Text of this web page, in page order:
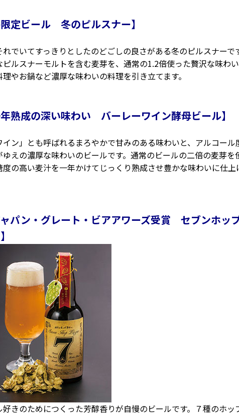
限定ビール 冬のピルスナー】
でいてすっきりとしたのどごしの良さがある冬のピルスナーで
ルスナーモルトを含む麦芽を、通常の1.2倍使った贅沢な味わい
やお鍋など濃厚な味わいの料理を引き立てます。
年熟成の深い味わい バーレーワイン酵母ビール】
イン」とも呼ばれるまろやかで甘みのある味わいと、アルコール
ゆえの濃厚な味わいのビールです。通常のビールの二倍の麦芽を
度の高い麦汁を一年かけてじっくり熟成させ豊かな味わいに仕上
ャパン・グレート・ビアアワーズ受賞 セブンホッ
きのためにつくった芳醇香りが自慢のビールです。７種のホッ